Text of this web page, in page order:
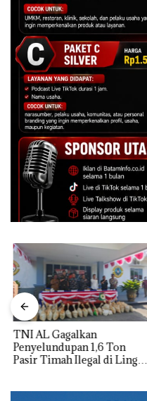
TNI AL Gagalkan
Penyelundupan 1,6 Ton
Pasir Timah Ilegal di Lingga,